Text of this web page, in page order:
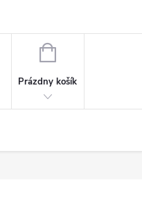
NÁKUPNÝ
Prázdny košík